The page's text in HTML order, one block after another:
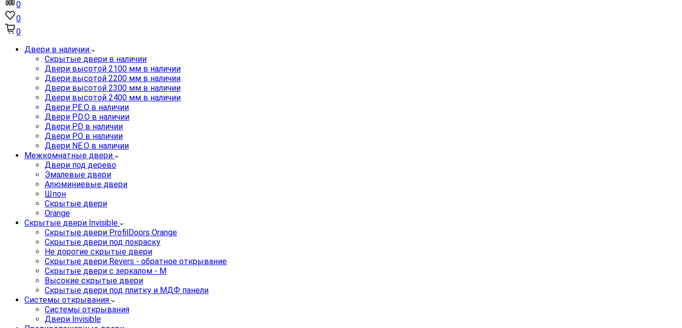
0
0
0
Двери в наличии
Скрытые двери в наличии
Двери высотой 2100 мм в наличии
Двери высотой 2200 мм в наличии
Двери высотой 2300 мм в наличии
Двери высотой 2400 мм в наличии
Двери PE.O в наличии
Двери PD.O в наличии
Двери PD в наличии
Двери P.O в наличии
Двери NE.O в наличии
Межкомнатные двери
Двери под дерево
Эмалевые двери
Алюминиевые двери
Шпон
Скрытые двери
Orange
Скрытые двери Invisible
Скрытые двери ProfilDoors Orange
Скрытые двери под покраску
Не дорогие скрытые двери
Скрытые двери Revers - обратное открывание
Скрытые двери с зеркалом - M
Высокие скрытые двери
Скрытые двери под плитку и МДФ панели
Системы открывания
Системы открывания
Двери Invisible